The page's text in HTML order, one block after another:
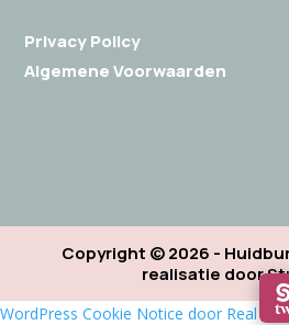
Privacy Policy
Algemene Voorwaarden
Copyright © 2026 -
realisatie door
WordPress Cookie Notice door Real